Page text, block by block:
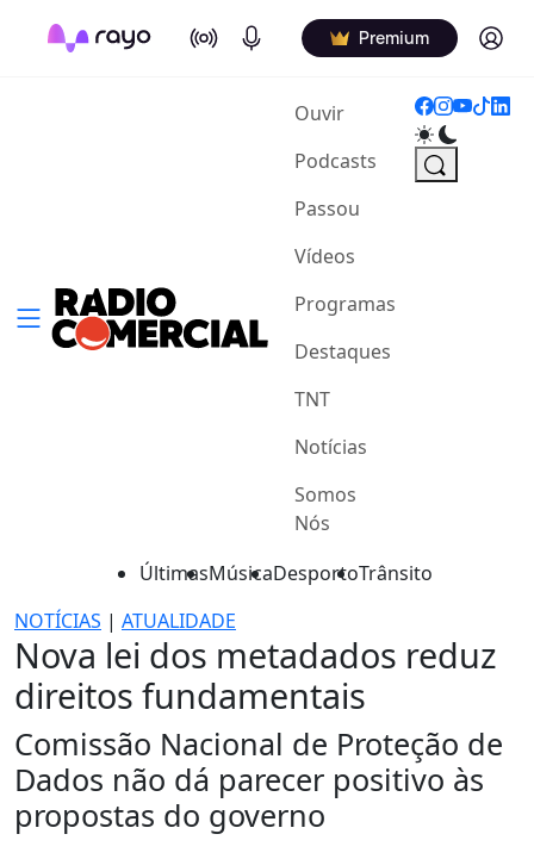
On Air Podcasts Premium Log in
Ouvir(current)
Podcasts
Passou
Vídeos
Programas
Destaques
TNT
Notícias
Somos
Nós
ÚltimasMúsicaDesportoTrânsito
NOTÍCIAS | ATUALIDADE
Nova lei dos metadados reduz
direitos fundamentais
Comissão Nacional de Proteção de
Dados não dá parecer positivo às
propostas do governo